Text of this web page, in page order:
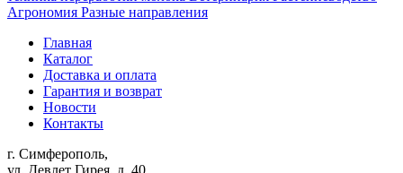
Агрономия Разные направления
Главная
Каталог
Доставка и оплата
Гарантия и возврат
Новости
Контакты
г. Симферополь,
ул. Девлет Гирея, д. 40